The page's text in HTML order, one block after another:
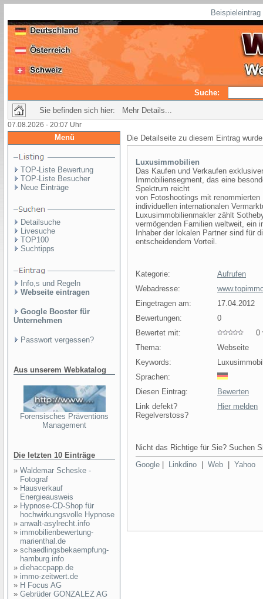
Suche:
Sie befinden sich hier: Mehr Details...
07.08.2026 - 20:07 Uhr
Menü
TOP-Liste Bewertung
TOP-Liste Besucher
Neue Einträge
Detailsuche
Livesuche
TOP100
Suchtipps
Info,s und Regeln
Webseite eintragen
Google Booster für
Unternehmen
Passwort vergessen?
Aus unserem Webkatalog
Forensisches Präventions
Management
Die letzten 10 Einträge
» Waldemar Scheske -
Fotograf
» Hausverkauf
Energieausweis
» Hypnose-CD-Shop für
hochwirkungsvolle Hypnose
» anwalt-asylrecht.info
» immobilienbewertung-
marienthal.de
» schaedlingsbekaempfung-
hamburg.info
» diehaccpapp.de
» immo-zeitwert.de
» H Focus AG
» Gebrüder GONZALEZ AG
Die Detailseite zu diesem Eintrag
Luxusimmobilien
Das Kaufen und Verkaufen
Immobiliensegment, das eine
Spektrum reicht
von Fotoshootings mit
individuellen internationalen
Luxusimmobilienmakler zählt
vermögenden Familien weltweit, ein
Inhaber der lokalen Partner sind für
entscheidendem Vorteil.
Kategorie:
Aufrufen
Webadresse:
Eingetragen am:
17.04.2012
Bewertungen:
0
Bewertet mit:
0
Thema:
Webseite
Keywords:
Sprachen:
Diesen Eintrag:
Bewerten
Link defekt?
Regelverstoss?
Hier melden
Nicht das Richtige für Sie? Suchen
Google
Linkdino Web Yahoo